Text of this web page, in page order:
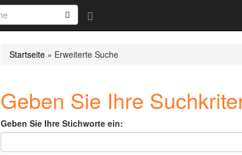
Startseite » Erweiterte Suche
Geben Sie Ihre
Geben Sie Ihre Stichworte ein: